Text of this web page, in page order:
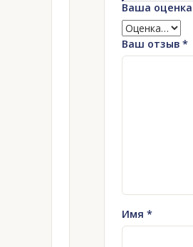
Ваша оценка
Ваш отзыв *
Имя *